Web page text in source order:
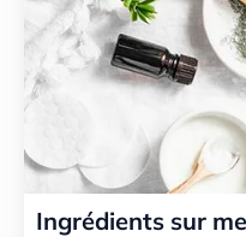
Ingrédients sur